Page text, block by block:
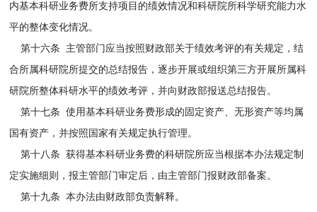
内基本科研业务费所支持项目的绩效情况和科研院所科学研究能力水
平的整体变化情况。
第十六条 主管部门应当按照财政部关于绩效考评的有关规定，结
合所属科研院所提交的总结报告，逐步开展或组织第三方开展所属科
研院所整体科研水平的绩效考评，并向财政部报送总结报告。
第十七条 使用基本科研业务费形成的固定资产、无形资产等均属
国有资产，并按照国家有关规定执行管理。
第十八条 获得基本科研业务费的科研院所应当根据本办法规定制
定实施细则，报主管部门审定后，由主管部门报财政部备案。
第十九条 本办法由财政部负责解释。